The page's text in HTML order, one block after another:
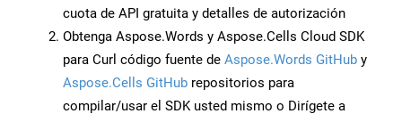
cuota de API gratuita y detalles de autorización
Obtenga Aspose.Words y Aspose.Cells Cloud SDK
para Curl código fuente de Aspose.Words GitHub y
Aspose.Cells GitHub repositorios para
compilar/usar el SDK usted mismo o Dirígete a